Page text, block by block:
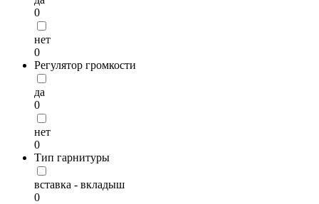
0
нет
0
Регулятор громкости
да
0
нет
0
Тип гарнитуры
вставка - вкладыш
0